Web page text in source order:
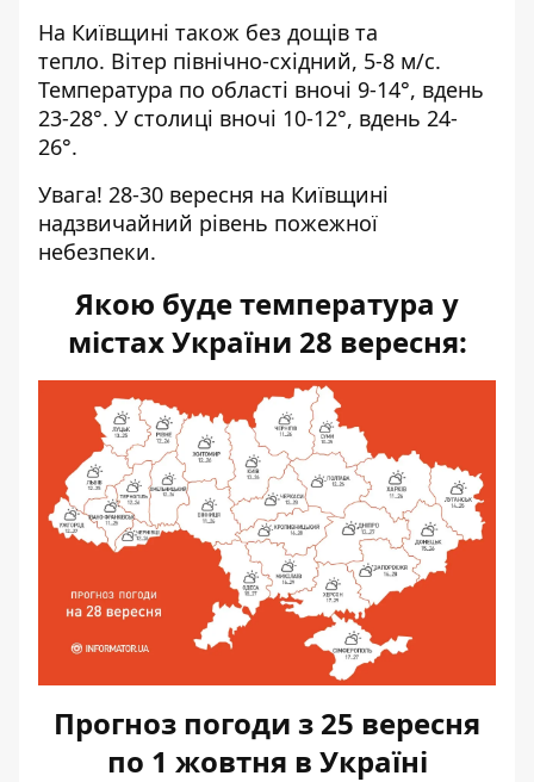
На Київщині також без дощів та
тепло. Вітер північно-східний, 5-8 м/с.
Температура по області вночі 9-14°, вдень
23-28°. У столиці вночі 10-12°, вдень 24-
26°.
Увага! 28-30 вересня на Київщині
надзвичайний рівень пожежної
небезпеки.
Якою буде температура у
містах України 28 вересня:
Прогноз погоди з 25 вересня
по 1 жовтня в Україні